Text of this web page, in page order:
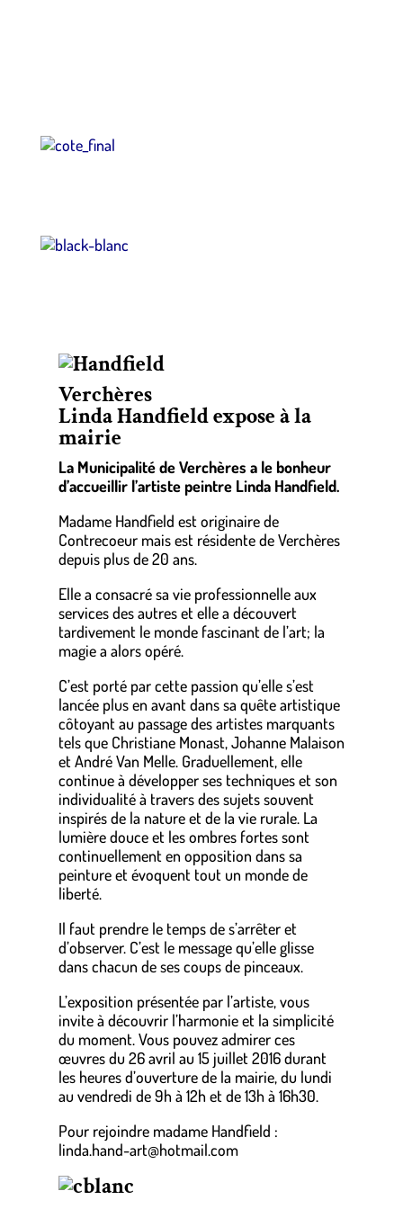
Verchères
Linda Handfield expose à la
mairie
La Municipalité de Verchères a le bonheur
d’accueillir l’artiste peintre Linda Handfield.
Madame Handfield est originaire de
Contrecoeur mais est résidente de Verchères
depuis plus de 20 ans.
Elle a consacré sa vie professionnelle aux
services des autres et elle a découvert
tardivement le monde fascinant de l’art; la
magie a alors opéré.
C’est porté par cette passion qu’elle s’est
lancée plus en avant dans sa quête artistique
côtoyant au passage des artistes marquants
tels que Christiane Monast, Johanne Malaison
et André Van Melle. Graduellement, elle
continue à développer ses techniques et son
individualité à travers des sujets souvent
inspirés de la nature et de la vie rurale. La
lumière douce et les ombres fortes sont
continuellement en opposition dans sa
peinture et évoquent tout un monde de
liberté.
Il faut prendre le temps de s’arrêter et
d’observer. C’est le message qu’elle glisse
dans chacun de ses coups de pinceaux.
L’exposition présentée par l’artiste, vous
invite à découvrir l’harmonie et la simplicité
du moment. Vous pouvez admirer ces
œuvres du 26 avril au 15 juillet 2016 durant
les heures d’ouverture de la mairie, du lundi
au vendredi de 9h à 12h et de 13h à 16h30.
Pour rejoindre madame Handfield :
linda.hand-art@hotmail.com